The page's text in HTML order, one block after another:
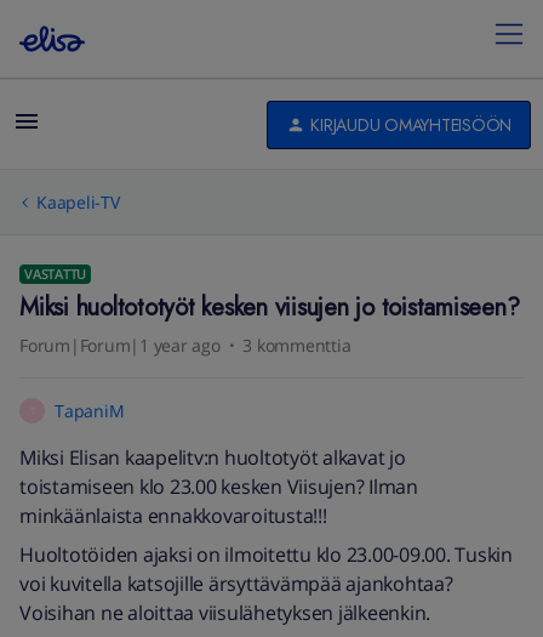
KIRJAUDU OMAYHTEISÖÖN
Kaapeli-TV
VASTATTU
Miksi huoltototyöt kesken viisujen jo toistamiseen?
Forum|Forum|1 year ago 3 kommenttia
TapaniM
Miksi Elisan kaapelitv:n huoltotyöt alkavat jo
toistamiseen klo 23.00 kesken Viisujen? Ilman
minkäänlaista ennakkovaroitusta!!!
Huoltotöiden ajaksi on ilmoitettu klo 23.00-09.00. Tuskin
voi kuvitella katsojille ärsyttävämpää ajankohtaa?
Voisihan ne aloittaa viisulähetyksen jälkeenkin.